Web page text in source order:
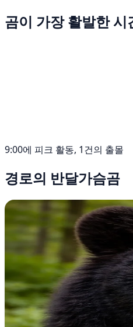
곰이 가장 활발한 시
9:00에 피크 활동, 1건의 출몰
경로의 반달가슴곰